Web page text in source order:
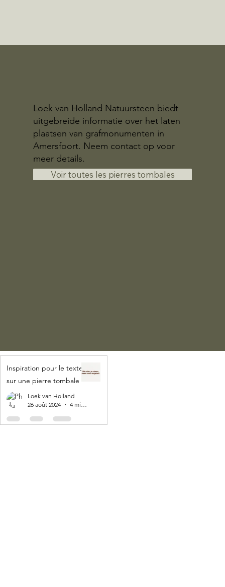
Loek van Holland Natuursteen biedt
uitgebreide informatie over het laten
plaatsen van grafmonumenten in
Amersfoort. Neem contact op voor
meer details.
Voir toutes les pierres tombales
Inspiration pour le texte
sur une pierre tombale
Loek van Holland
26 août 2024
4 min de lecture